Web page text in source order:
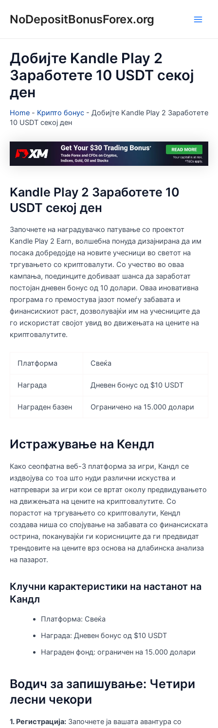
NoDepositBonusForex.org
Добијте Kandle Play 2
Заработете 10 USDT секој
ден
Home - Крипто бонус - Добијте Kandle Play 2 Заработете
10 USDT секој ден
Kandle Play 2 Заработете 10
USDT секој ден
Започнете на наградувачко патување со проектот
Kandle Play 2 Earn, волшебна понуда дизајнирана да им
посака добредојде на новите учесници во светот на
тргувањето со криптовалути. Со учество во оваа
кампања, поединците добиваат шанса да заработат
постојан дневен бонус од 10 долари. Оваа иновативна
програма го премостува јазот помеѓу забавата и
финансискиот раст, дозволувајќи им на учесниците да
го искористат својот увид во движењата на цените на
криптовалутите.
Платформа Свеќа
Награда Дневен бонус од $10 USDT
Награден базен Ограничено на 15.000 долари
Истражување на Кендл
Како сеопфатна веб-3 платформа за игри, Кандл се
издвојува со тоа што нуди различни искуства и
натпревари за игри кои се вртат околу предвидувањето
на движењата на цените на криптовалутите. Со
порастот на тргувањето со криптовалути, Кендл
создава ниша со спојување на забавата со финансиската
острина, поканувајќи ги корисниците да ги предвидат
трендовите на цените врз основа на длабинска анализа
на пазарот.
Клучни карактеристики на настанот на
Кандл
Платформа: Свеќа
Награда: Дневен бонус од $10 USDT
Награден фонд: ограничен на 15.000 долари
Водич за запишување: Четири
лесни чекори
1. Регистрација: Започнете ја вашата авантура со